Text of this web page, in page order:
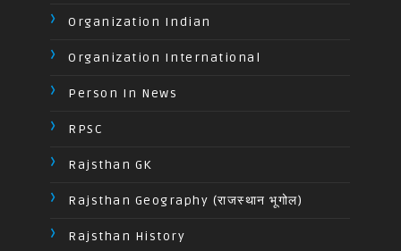
Organization Indian
Organization International
Person In News
RPSC
Rajsthan GK
Rajsthan Geography (राजस्थान भूगोल)
Rajsthan History